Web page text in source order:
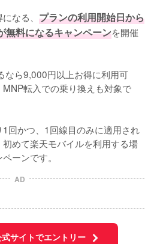
なる、 プランの利用開始日から
無料になるキャンペーンを開催
なら9,000円以上お得に利用可
転入での乗り換えも対象で
回かつ、1回線目のみに適用され
めて楽天モバイルを利用する場
ーンです。
AD
サイトでエントリー